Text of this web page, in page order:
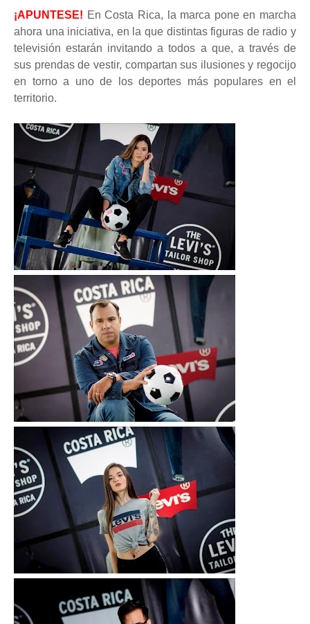
¡APUNTESE! En Costa Rica, la marca pone en marcha
ahora una iniciativa, en la que distintas figuras de radio y
televisión estarán invitando a todos a que, a través de
sus prendas de vestir, compartan sus ilusiones y regocijo
en torno a uno de los deportes más populares en el
territorio.